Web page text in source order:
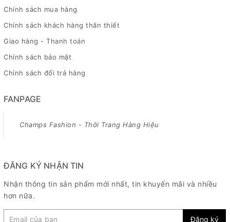
Chính sách mua hàng
Chính sách khách hàng thân thiết
Giao hàng - Thanh toán
Chính sách bảo mật
Chính sách đổi trả hàng
FANPAGE
Champs Fashion - Thời Trang Hàng Hiệu
ĐĂNG KÝ NHẬN TIN
Nhận thông tin sản phẩm mới nhất, tin khuyến mãi và nhiều
hơn nữa.
Đăng ký